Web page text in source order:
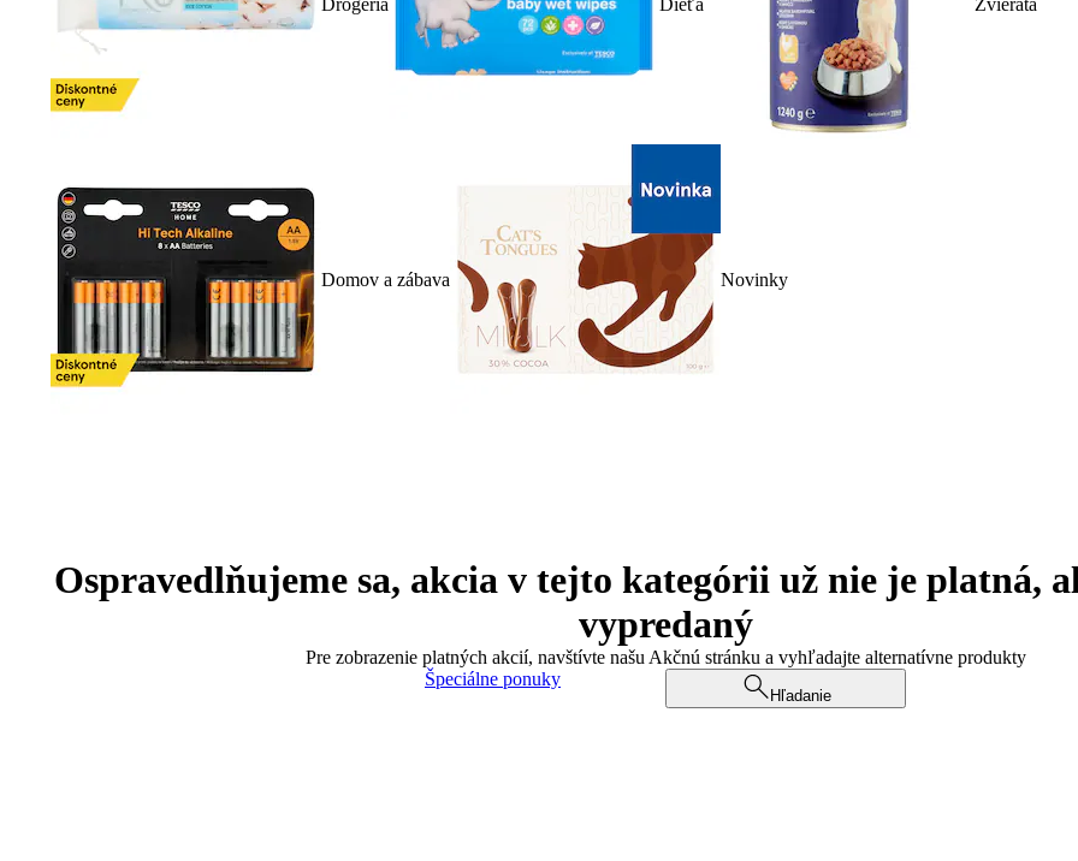
Domov a zábava Novinky
Ospravedlňujeme sa, akcia v tejto kategórii už nie je platná,
vypredaný
Pre zobrazenie platných akcií, navštívte našu Akčnú stránku a vyhľadajte alternatívne produkty
Špeciálne ponuky
Hľadanie